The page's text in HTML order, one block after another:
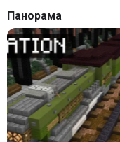
Панорама